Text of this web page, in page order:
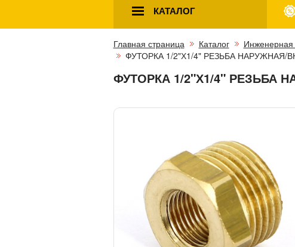
КАТАЛОГ
Главная страница Каталог Инженерная
ФУТОРКА 1/2"Х1/4" РЕЗЬБА НАРУЖНАЯ/
ФУТОРКА 1/2"Х1/4" РЕЗЬБА